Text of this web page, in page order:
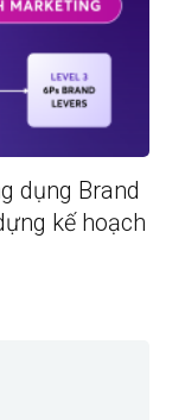
dụng Brand
kế hoạch